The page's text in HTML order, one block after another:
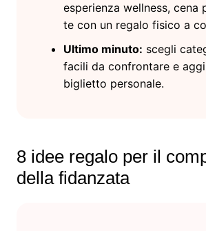
esperienza wellness, cena
te con un regalo fisico a
Ultimo minuto: scegli
facili da confrontare e
biglietto personale.
8 idee regalo per il
della fidanzata